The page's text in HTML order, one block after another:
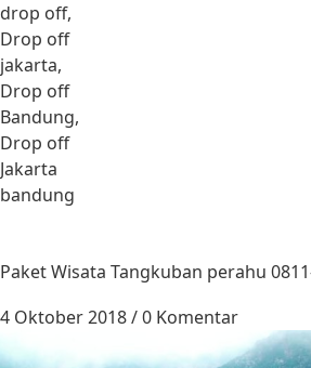
drop off,
Drop off
jakarta,
Drop off
Bandung,
Drop off
Jakarta
bandung
Paket Wisata Tangkuban perahu
4 Oktober 2018/0 Komentar